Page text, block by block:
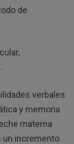
de
verbales
y memoria
materna
un incremento